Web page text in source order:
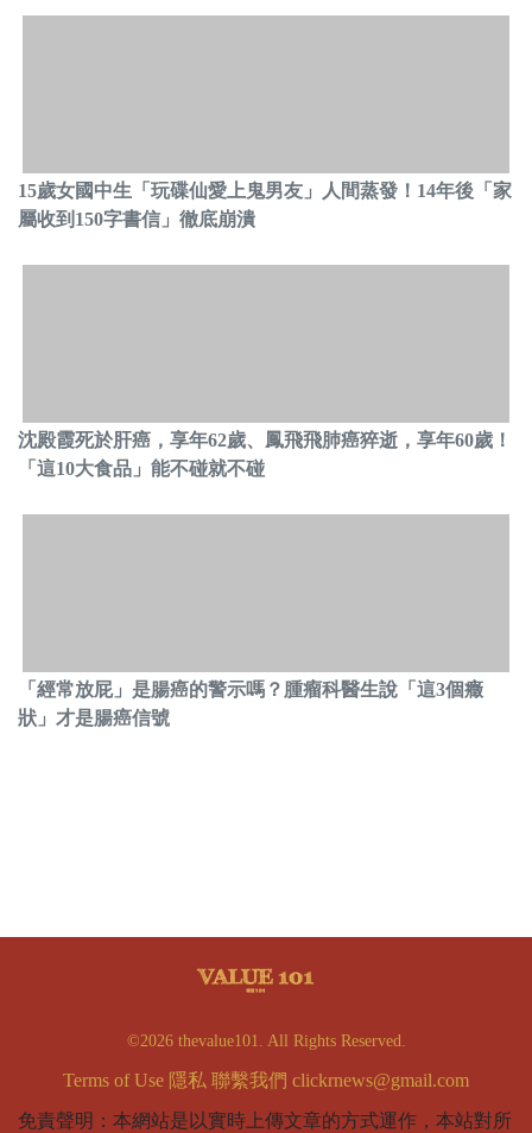
15歲女國中生「玩碟仙愛上鬼男友」人間蒸發！14年後「家
屬收到150字書信」徹底崩潰
沈殿霞死於肝癌，享年62歲、鳳飛飛肺癌猝逝，享年60歲！
「這10大食品」能不碰就不碰
「經常放屁」是腸癌的警示嗎？腫瘤科醫生說「這3個癥
狀」才是腸癌信號
©2026 thevalue101. All Rights Reserved.
Terms of Use 隱私 聯繫我們 clickrnews@gmail.com
免責聲明：本網站是以實時上傳文章的方式運作，本站對所